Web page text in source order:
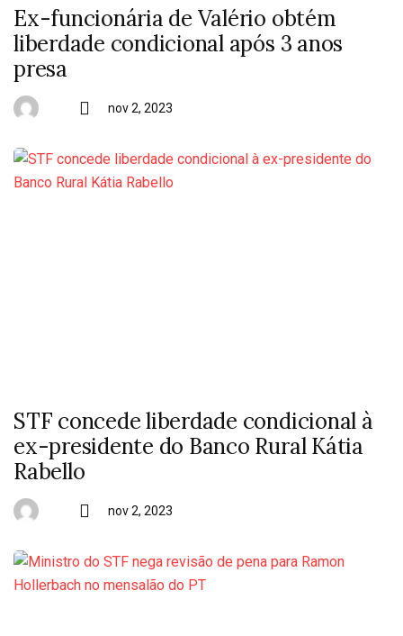
Ex-funcionária de Valério obtém
liberdade condicional após 3 anos
presa
nov 2, 2023
STF concede liberdade condicional à
ex-presidente do Banco Rural Kátia
Rabello
nov 2, 2023